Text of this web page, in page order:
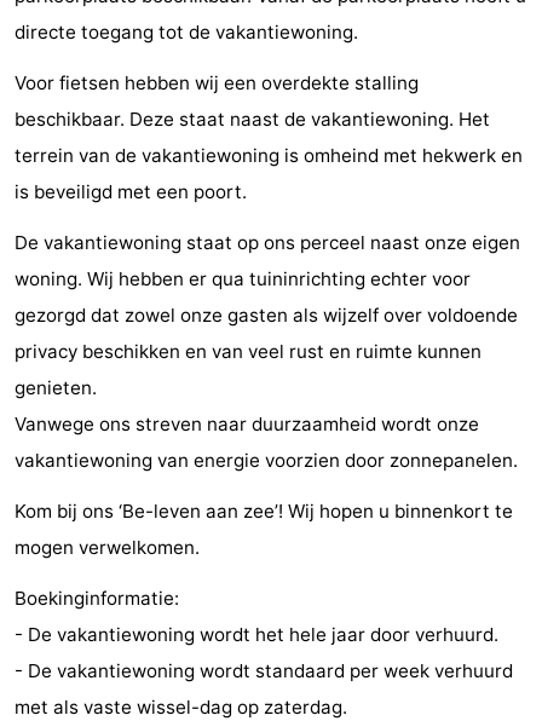
Kop
van
Schouwen
-
Veere
-
Natuur
Oranjezon
-
Oostkapelle
-
de
Mantelingen
Domburg
-
Westkapelle
-
Natuur
-
Middelburg
Zeeuws-
Vlaanderen
-
Nieuwvliet
directe toegang tot de vakantiewoning.
Voor fietsen hebben wij een overdekte stalling
beschikbaar. Deze staat naast de vakantiewoning. Het
terrein van de vakantiewoning is omheind met hekwerk en
is beveiligd met een poort.
De vakantiewoning staat op ons perceel naast onze eigen
woning. Wij hebben er qua tuininrichting echter voor
gezorgd dat zowel onze gasten als wijzelf over voldoende
privacy beschikken en van veel rust en ruimte kunnen
genieten.
Vanwege ons streven naar duurzaamheid wordt onze
vakantiewoning van energie voorzien door zonnepanelen.
Kom bij ons ‘Be-leven aan zee’! Wij hopen u binnenkort te
mogen verwelkomen.
Boekinginformatie:
- De vakantiewoning wordt het hele jaar door verhuurd.
- De vakantiewoning wordt standaard per week verhuurd
met als vaste wissel-dag op zaterdag.